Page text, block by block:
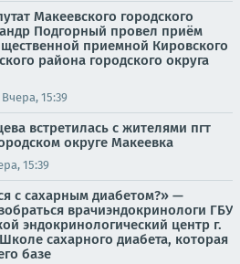
Макеевского городского
Подгорный провел приём
приемной Кировского
района городского округа
Вчера, 15:39
встретилась с жителями пгт
округе Макеевка
15:39
с сахарным диабетом?» —
врачиэндокринологи ГБУ
эндокринологический центр г.
сахарного диабета, которая
базе